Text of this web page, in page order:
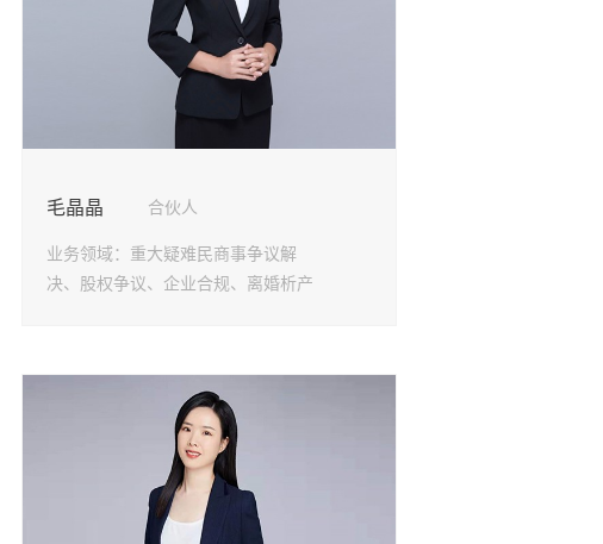
毛晶晶 合伙人
业务领域： 重大疑难民商事争议解
决、股权争议、企业合规、离婚析产